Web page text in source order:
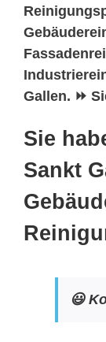
Gallen. ⏩
Sie
Sankt
😃